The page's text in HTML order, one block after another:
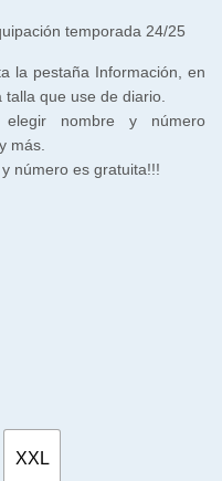
temporada 24/25
la pestaña Información, en
que use de diario.
nombre y número
más.
número es gratuita!!!
XXL